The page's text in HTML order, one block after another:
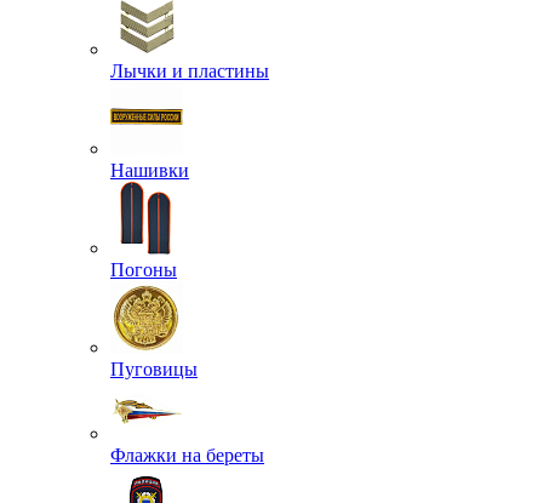
Лычки и пластины
Нашивки
Погоны
Пуговицы
Флажки на береты